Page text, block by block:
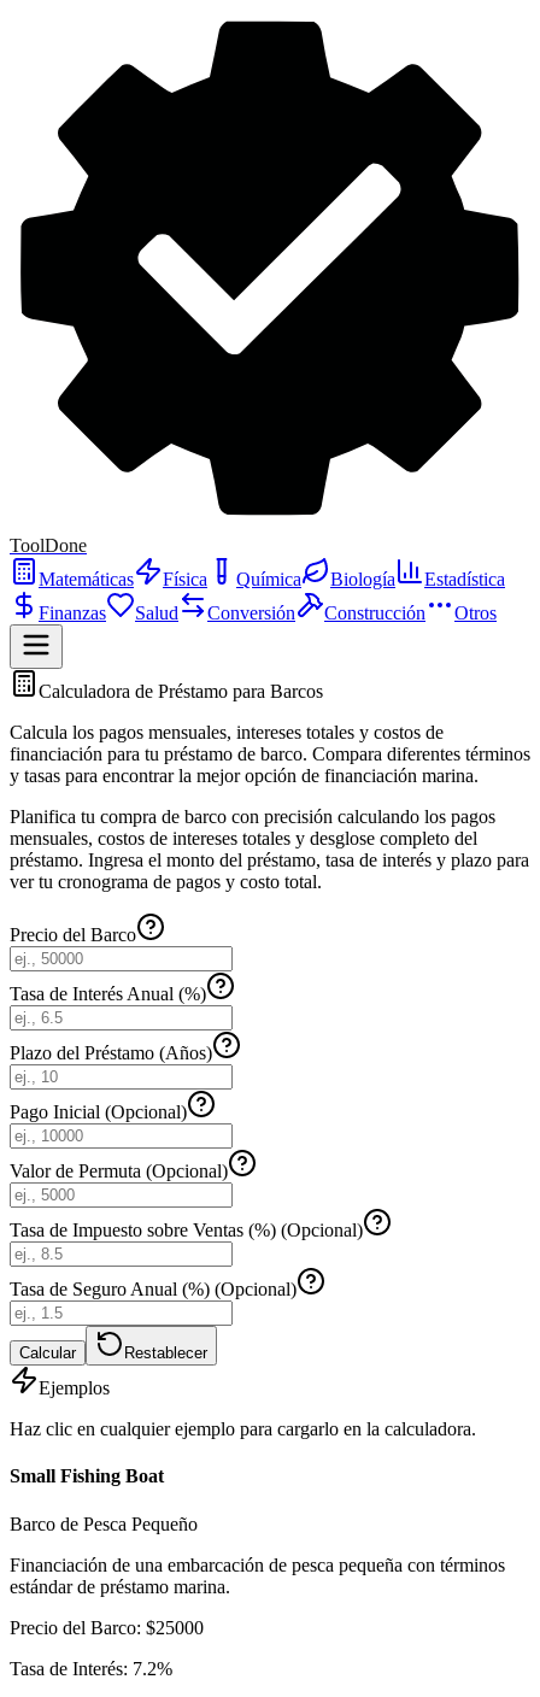
ToolDone
Matemáticas
Física Química Biología
Estadística
Finanzas
Salud Conversión Construcción Otros
Calculadora de Préstamo para Barcos
Calcula los pagos mensuales, intereses totales y costos de
financiación para tu préstamo de barco. Compara diferentes términos
y tasas para encontrar la mejor opción de financiación marina.
Planifica tu compra de barco con precisión calculando los pagos
mensuales, costos de intereses totales y desglose completo del
préstamo. Ingresa el monto del préstamo, tasa de interés y plazo para
ver tu cronograma de pagos y costo total.
Precio del Barco
Tasa de Interés Anual (%)
Plazo del Préstamo (Años)
Pago Inicial (Opcional)
Valor de Permuta (Opcional)
Tasa de Impuesto sobre Ventas (%) (Opcional)
Tasa de Seguro Anual (%) (Opcional)
Calcular Restablecer
Ejemplos
Haz clic en cualquier ejemplo para cargarlo en la calculadora.
Small Fishing Boat
Barco de Pesca Pequeño
Financiación de una embarcación de pesca pequeña con términos
estándar de préstamo marina.
Precio del Barco: $25000
Tasa de Interés: 7.2%